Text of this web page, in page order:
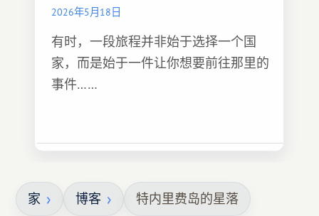
2026年5月18日
有时，一段旅程并非始于选择一个国
家，而是始于一件让你想要前往那里的
事件……
家 博客 特内里费岛的星落